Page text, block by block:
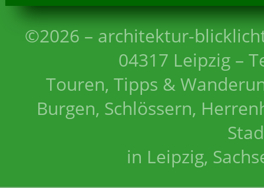
©2026 – architektur-
04317 Leipzig –
Touren, Tipps &
Burgen, Schlössern,
in Leipzig,